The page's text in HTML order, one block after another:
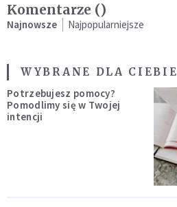
Komentarze ()
Najnowsze Najpopularniejsze
WYBRANE DLA CIEBIE
Potrzebujesz pomocy?
Pomodlimy się w Twojej
intencji